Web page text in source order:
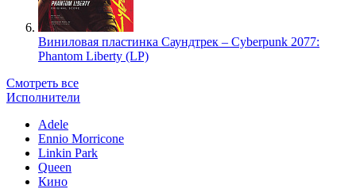
Виниловая пластинка Саундтрек – Cyberpunk 2077:
Phantom Liberty (LP)
Смотреть все
Исполнители
Adele
Ennio Morricone
Linkin Park
Queen
Кино